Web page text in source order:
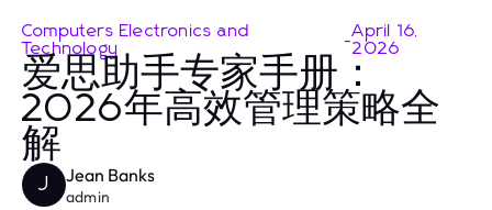
Computers Electronics and
Technology
-April 16,
2026
爱思助手专家手册：
2026年高效管理策略全
解
J Jean Banks
admin